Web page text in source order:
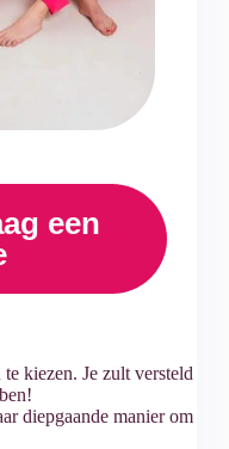
een
kiezen. Je zult versteld
diepgaande manier om